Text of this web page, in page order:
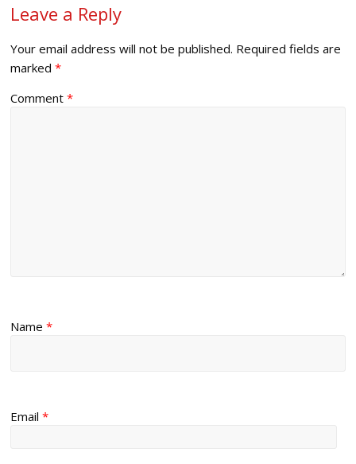
Leave a Reply
Your email address will not be published. Required fields are
marked*
Comment*
Name*
Email*